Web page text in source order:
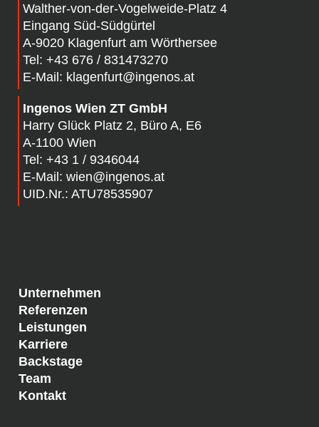
Walther-von-der-Vogelweide-Platz 4
Eingang Süd-Südgürtel
A-9020 Klagenfurt am Wörthersee
Tel: +43 676 / 831473270
E-Mail: klagenfurt@ingenos.at
Ingenos Wien ZT GmbH
Harry Glück Platz 2, Büro A, E6
A-1100 Wien
Tel: +43 1 / 9346044
E-Mail: wien@ingenos.at
UID.Nr.: ATU78535907
Unternehmen
Referenzen
Leistungen
Karriere
Backstage
Team
Kontakt